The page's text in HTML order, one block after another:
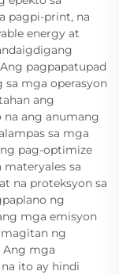
pagpi-print, na
energy at
pagpapatupad
mga operasyon
ang
ang anumang
sa mga
pag-optimize
sa
na proteksyon sa
ng
mga emisyon
ng
Ang mga
ito ay hindi